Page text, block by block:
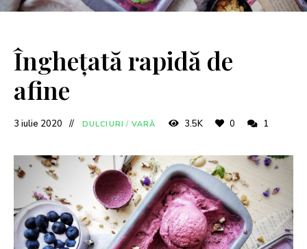
Înghețată rapidă de
afine
3 iulie 2020 DULCIURI / VARĂ 3.5K 0 1